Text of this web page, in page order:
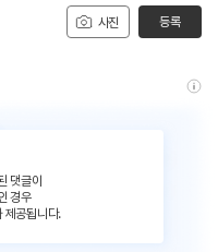
사진 등록
댓글이
경우
제공됩니다.